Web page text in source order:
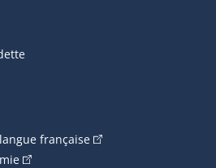
française(Cet hyperlien
(Cet hyperlien externe s'ouvrira